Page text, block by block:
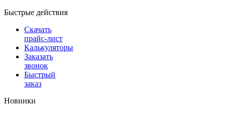
Быстрые действия
Скачать
прайс-лист
Калькуляторы
Заказать
звонок
Быстрый
заказ
Новинки